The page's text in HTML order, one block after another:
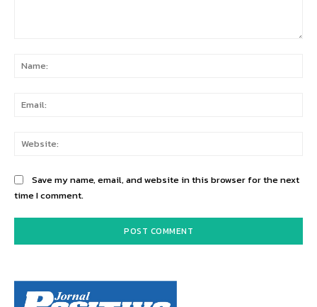
Save my name, email, and website in this browser for the next
time I comment.